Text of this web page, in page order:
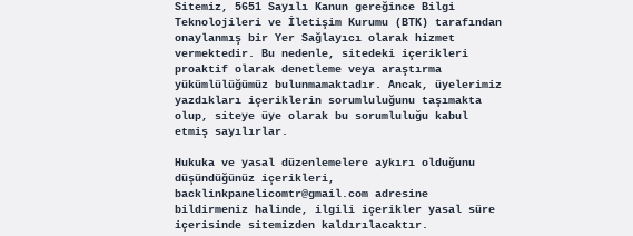
Sitemiz, 5651 Sayılı Kanun gereğince Bilgi
Teknolojileri ve İletişim Kurumu (BTK) tarafından
onaylanmış bir Yer Sağlayıcı olarak hizmet
vermektedir. Bu nedenle, sitedeki içerikleri
proaktif olarak denetleme veya araştırma
yükümlülüğümüz bulunmamaktadır. Ancak, üyelerimiz
yazdıkları içeriklerin sorumluluğunu taşımakta
olup, siteye üye olarak bu sorumluluğu kabul
etmiş sayılırlar.
Hukuka ve yasal düzenlemelere aykırı olduğunu
düşündüğünüz içerikleri,
backlinkpanelicomtr@gmail.comadresine
bildirmeniz halinde, ilgili içerikler yasal süre
içerisinde sitemizden kaldırılacaktır.